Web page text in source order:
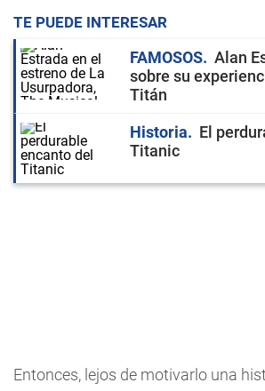
TE PUEDE INTERESAR
FAMOSOS
Alan
sobre su
Titán
Historia
El
Titanic
Entonces, lejos de motivarlo una